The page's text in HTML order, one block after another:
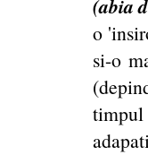
(abia
o
si-o
timpul